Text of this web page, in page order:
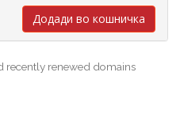
Додади во кошничка
recently renewed domains